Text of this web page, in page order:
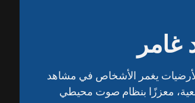
غامر
يغمر الأشخاص في مشاهد
غامر
يغمر الأشخاص في مشاهد